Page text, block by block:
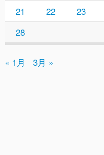
21
22 23
28
« 1月 3月 »